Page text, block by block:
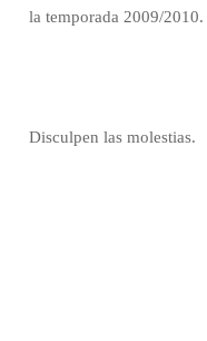
la temporada 2009/2010.
Disculpen las molestias.